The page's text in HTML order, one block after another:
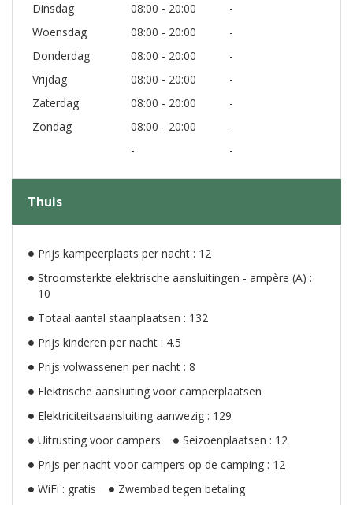
Dinsdag
08:00 - 20:00
-
Woensdag
08:00 - 20:00
-
Donderdag
08:00 - 20:00
-
Vrijdag
08:00 - 20:00
-
Zaterdag
08:00 - 20:00
-
Zondag
08:00 - 20:00
-
-
-
Thuis
Prijs kampeerplaats per nacht : 12
Stroomsterkte elektrische aansluitingen - ampère (A) :
10
Totaal aantal staanplaatsen : 132
Prijs kinderen per nacht : 4.5
Prijs volwassenen per nacht : 8
Elektrische aansluiting voor camperplaatsen
Elektriciteitsaansluiting aanwezig : 129
Uitrusting voor campers
Seizoenplaatsen : 12
Prijs per nacht voor campers op de camping : 12
WiFi : gratis
Zwembad tegen betaling